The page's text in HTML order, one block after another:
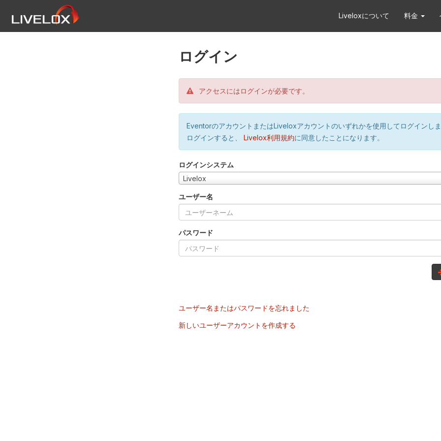
Liveloxについて 料金
ログイン
アクセスにはログインが必要です。
EventorのアカウントまたはLiveloxアカウントのいずれかを使用してログインし
ログインすると、
Livelox利用規約に同意したことになります。
ログインシステム
Livelox
ユーザー名
パスワード
ユーザー名またはパスワードを忘れました
新しいユーザーアカウントを作成する